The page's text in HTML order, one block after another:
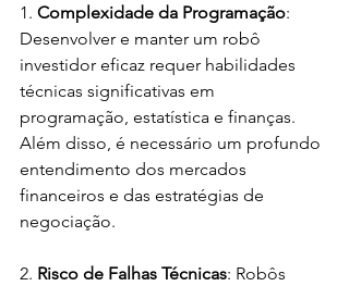
1. Complexidade da Programação:
Desenvolver e manter um robô
investidor eficaz requer habilidades
técnicas significativas em
programação, estatística e finanças.
Além disso, é necessário um profundo
entendimento dos mercados
financeiros e das estratégias de
negociação.
2. Risco de Falhas Técnicas: Robôs